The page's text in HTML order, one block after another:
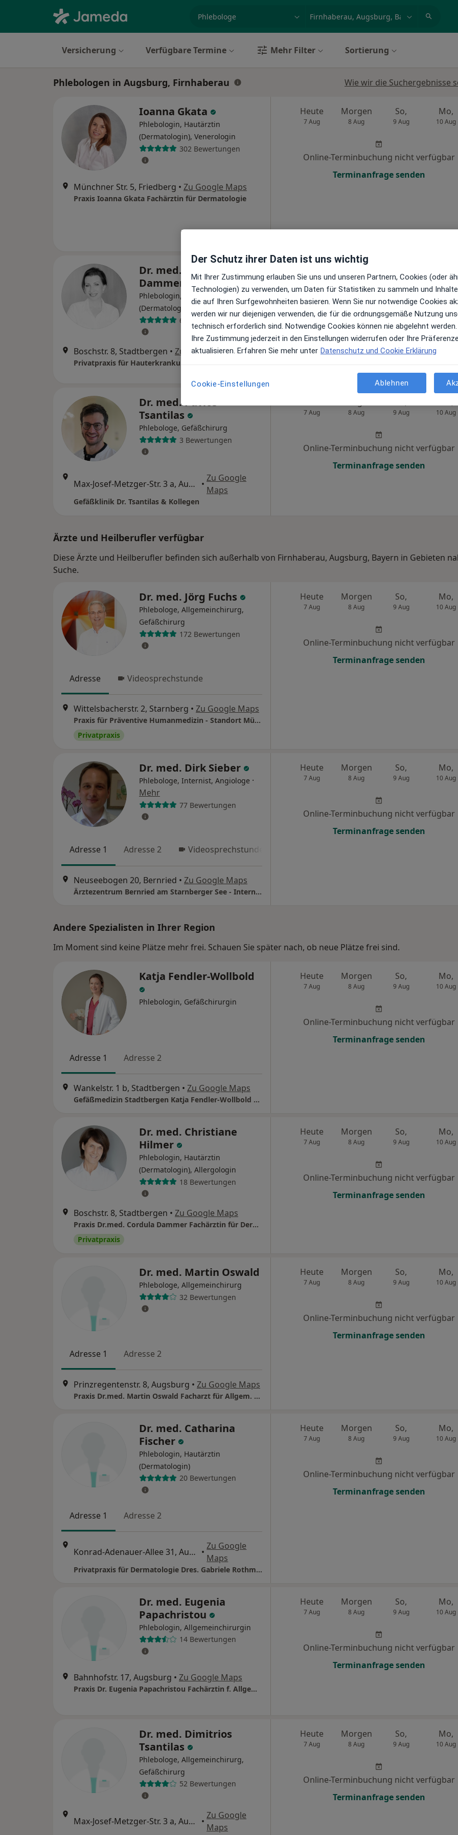
Versicherung Verfügbare Termine Mehr Filter Sortierung
Phlebologen in Augsburg, Firnhaberau Wie wir die Suchergebnisse
Ioanna Gkata
Phlebologin, Hautärztin
(Dermatologin), Venerologin
302 Bewertungen
Münchner Str. 5, Friedberg • Zu Google Maps
Praxis Ioanna Gkata Fachärztin für Dermatologie
Heute
7 Aug
Morgen
8 Aug
So,
9 Aug
Mo,
10 Aug
Online-Terminbuchung nicht verfügbar
Terminanfrage senden
Dr. med. Cordula
Dammer
Phlebologin, Hautärztin
(Dermatologin)
66 Bewertungen
Boschstr. 8, Stadtbergen • Zu Google Maps
7 Aug 8 Aug 9 Aug 10 Aug
Online-Terminbuchung nicht verfügbar
Telefonnummer anzeigen
Dr. med. Pavlos
Tsantilas
Phlebologe, Gefäßchirurg
3 Bewertungen
Max-Josef-Metzger-Str. 3 a, Augsburg •
Zu Google
Maps
Gefäßklinik Dr. Tsantilas & Kollegen
7 Aug 8 Aug 9 Aug 10 Aug
Online-Terminbuchung nicht verfügbar
Terminanfrage senden
Ärzte und Heilberufler verfügbar
Diese Ärzte und Heilberufler befinden sich außerhalb von Firnhaberau, Augsburg, Bayern in Gebieten
Suche.
Dr. med. Jörg Fuchs
Phlebologe, Allgemeinchirurg,
Gefäßchirurg
172 Bewertungen
Adresse Videosprechstunde
Wittelsbacherstr. 2, Starnberg • Zu Google Maps
Praxis für Präventive Humanmedizin - Standort München Dr. Jörg Fuchs
Privatpraxis
Heute
7 Aug
Morgen
8 Aug
So,
9 Aug
Mo,
10 Aug
Online-Terminbuchung nicht verfügbar
Terminanfrage senden
Dr. med. Dirk Sieber
Phlebologe, Internist, Angiologe ·
Mehr
77 Bewertungen
Adresse 1 Adresse 2 Videosprechstunde
Neuseebogen 20, Bernried • Zu Google Maps
Ärztezentrum Bernried am Starnberger See - Internist - Angiologe
Heute
7 Aug
Morgen
8 Aug
So,
9 Aug
Mo,
10 Aug
Online-Terminbuchung nicht verfügbar
Terminanfrage senden
Andere Spezialisten in Ihrer Region
Im Moment sind keine Plätze mehr frei. Schauen Sie später nach, ob neue Plätze frei sind.
Katja Fendler-Wollbold
Phlebologin, Gefäßchirurgin
Adresse 1 Adresse 2
Wankelstr. 1 b, Stadtbergen • Zu Google Maps
Gefäßmedizin Stadtbergen Katja Fendler-Wollbold Fachärztin für Gefäßchirurgie
Heute
7 Aug
Morgen
8 Aug
So,
9 Aug
Mo,
10 Aug
Online-Terminbuchung nicht verfügbar
Terminanfrage senden
Dr. med. Christiane
Hilmer
Phlebologin, Hautärztin
(Dermatologin), Allergologin
18 Bewertungen
Boschstr. 8, Stadtbergen • Zu Google Maps
Praxis Dr.med. Cordula Dammer Fachärztin für Dermatologie
Privatpraxis
Heute
7 Aug
Morgen
8 Aug
So,
9 Aug
Mo,
10 Aug
Online-Terminbuchung nicht verfügbar
Terminanfrage senden
Dr. med. Martin Oswald
Phlebologe, Allgemeinchirurg
32 Bewertungen
Adresse 1 Adresse 2
Prinzregentenstr. 8, Augsburg • Zu Google Maps
Praxis Dr.med. Martin Oswald Facharzt für Allgem. Chirurgie
Heute
7 Aug
Morgen
8 Aug
So,
9 Aug
Mo,
10 Aug
Online-Terminbuchung nicht verfügbar
Terminanfrage senden
Dr. med. Catharina
Fischer
Phlebologin, Hautärztin
(Dermatologin)
20 Bewertungen
Adresse 1 Adresse 2
Konrad-Adenauer-Allee 31, Augsburg •
Zu Google
Maps
Privatpraxis für Dermatologie Dres. Gabriele Rothmund und Catherina Fischer
Heute
7 Aug
Morgen
8 Aug
So,
9 Aug
Mo,
10 Aug
Online-Terminbuchung nicht verfügbar
Terminanfrage senden
Dr. med. Eugenia
Papachristou
Phlebologin, Allgemeinchirurgin
14 Bewertungen
Bahnhofstr. 17, Augsburg • Zu Google Maps
Praxis Dr. Eugenia Papachristou Fachärztin f. Allgem.Chirurgie
Heute
7 Aug
Morgen
8 Aug
So,
9 Aug
Mo,
10 Aug
Online-Terminbuchung nicht verfügbar
Terminanfrage senden
Dr. med. Dimitrios
Tsantilas
Phlebologe, Allgemeinchirurg,
Gefäßchirurg
52 Bewertungen
Max-Josef-Metzger-Str. 3 a, Augsburg •
Zu Google
Maps
Heute
7 Aug
Morgen
8 Aug
So,
9 Aug
Mo,
10 Aug
Online-Terminbuchung nicht verfügbar
Terminanfrage senden
Der Schutz ihrer Daten ist uns wichtig
Mit Ihrer Zustimmung erlauben Sie uns und unseren Partnern, Cookies (oder
Technologien) zu verwenden, um Daten für Statistiken zu sammeln und
die auf Ihren Surfgewohnheiten basieren. Wenn Sie nur notwendige Cookies
werden wir nur diejenigen verwenden, die für die ordnungsgemäße Nutzung
technisch erforderlich sind. Notwendige Cookies können nie abgelehnt werden.
Ihre Zustimmung jederzeit in den Einstellungen widerrufen oder Ihre
aktualisieren. Erfahren Sie mehr unter Datenschutz und Cookie Erklärung
Cookie-Einstellungen Ablehnen